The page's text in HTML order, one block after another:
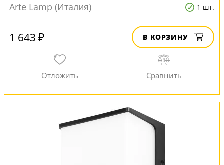
Arte Lamp (Италия)
1 шт.
1 643 ₽ В КОРЗИНУ